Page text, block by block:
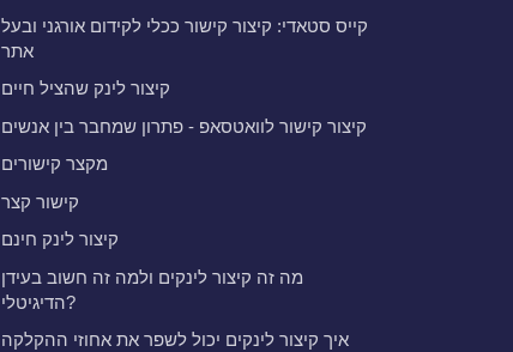
קייס סטאדי: קיצור קישור ככלי לקידום אורגני ובעל
אתר
קיצור לינק שהציל חיים
קיצור קישור לוואטסאפ - פתרון שמחבר בין אנשים
מקצר קישורים
קישור קצר
קיצור לינק חינם
מה זה קיצור לינקים ולמה זה חשוב בעידן
הדיגיטלי?
איך קיצור לינקים יכול לשפר את אחוזי ההקלקה